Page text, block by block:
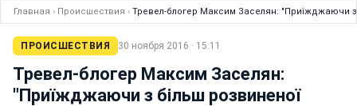
Главная › Происшествия › Тревел-блогер Максим Заселян: "Приїжджаючи з
ПРОИСШЕСТВИЯ 30 ноября 2016 · 15:11
Тревел-блогер Максим Заселян:
"Приїжджаючи з більш розвиненої